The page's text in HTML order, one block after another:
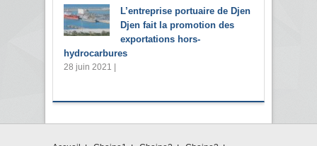
L’entreprise portuaire de Djen
Djen fait la promotion des
exportations hors-
hydrocarbures
28 juin 2021 |